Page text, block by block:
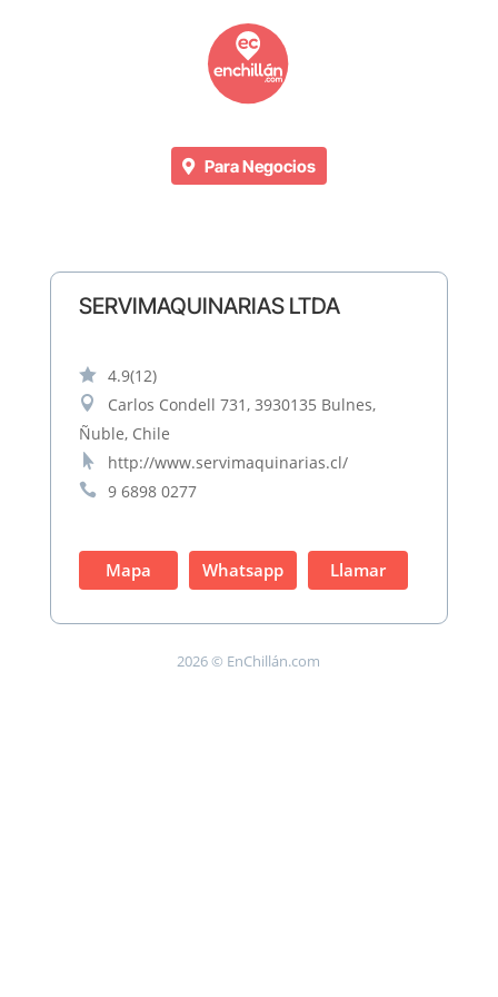
Para Negocios
SERVIMAQUINARIAS LTDA
 4.9(12)

Carlos Condell 731, 3930135 Bulnes,
Ñuble, Chile
 http://www.servimaquinarias.cl/
 9 6898 0277
Mapa Whatsapp Llamar
2026 © EnChillán.com